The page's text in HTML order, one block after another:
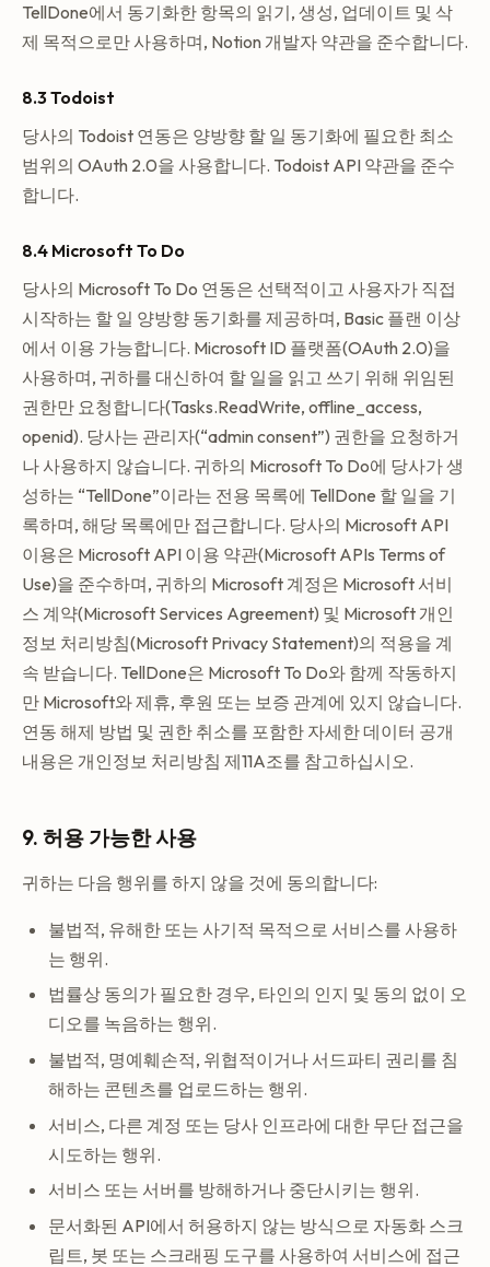
TellDone에서 동기화한 항목의 읽기, 생성, 업데이트 및 삭
제 목적으로만 사용하며, Notion 개발자 약관을 준수합니다.
8.3 Todoist
당사의 Todoist 연동은 양방향 할 일 동기화에 필요한 최소
범위의 OAuth 2.0을 사용합니다. Todoist API 약관을 준수
합니다.
8.4 Microsoft To Do
당사의 Microsoft To Do 연동은 선택적이고 사용자가 직접
시작하는 할 일 양방향 동기화를 제공하며, Basic 플랜 이상
에서 이용 가능합니다. Microsoft ID 플랫폼(OAuth 2.0)을
사용하며, 귀하를 대신하여 할 일을 읽고 쓰기 위해 위임된
권한만 요청합니다(Tasks.ReadWrite, offline_access,
openid). 당사는 관리자(“admin consent”) 권한을 요청하거
나 사용하지 않습니다. 귀하의 Microsoft To Do에 당사가 생
성하는 “TellDone”이라는 전용 목록에 TellDone 할 일을 기
록하며, 해당 목록에만 접근합니다. 당사의 Microsoft API
이용은 Microsoft API 이용 약관(Microsoft APIs Terms of
Use)을 준수하며, 귀하의 Microsoft 계정은 Microsoft 서비
스 계약(Microsoft Services Agreement) 및 Microsoft 개인
정보 처리방침(Microsoft Privacy Statement)의 적용을 계
속 받습니다. TellDone은 Microsoft To Do와 함께 작동하지
만 Microsoft와 제휴, 후원 또는 보증 관계에 있지 않습니다.
연동 해제 방법 및 권한 취소를 포함한 자세한 데이터 공개
내용은 개인정보 처리방침 제11A조를 참고하십시오.
9. 허용 가능한 사용
귀하는 다음 행위를 하지 않을 것에 동의합니다:
불법적, 유해한 또는 사기적 목적으로 서비스를 사용하
는 행위.
법률상 동의가 필요한 경우, 타인의 인지 및 동의 없이 오
디오를 녹음하는 행위.
불법적, 명예훼손적, 위협적이거나 서드파티 권리를 침
해하는 콘텐츠를 업로드하는 행위.
서비스, 다른 계정 또는 당사 인프라에 대한 무단 접근을
시도하는 행위.
서비스 또는 서버를 방해하거나 중단시키는 행위.
문서화된 API에서 허용하지 않는 방식으로 자동화 스크
립트, 봇 또는 스크래핑 도구를 사용하여 서비스에 접근